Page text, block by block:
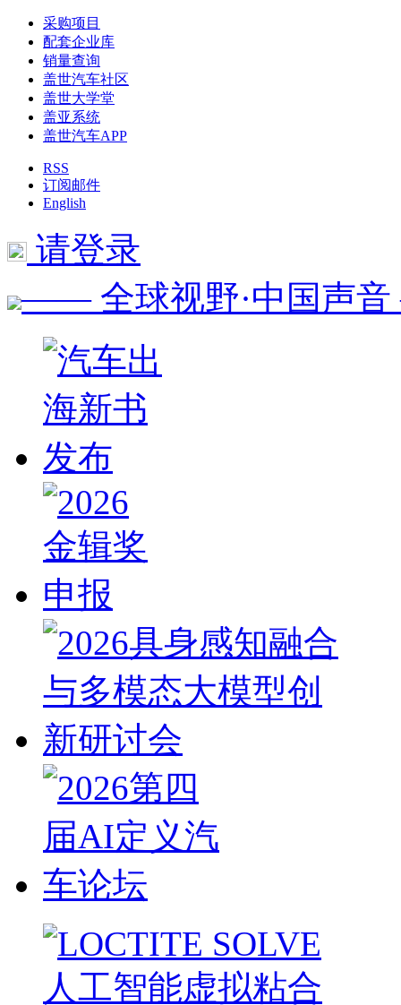
采购项目
配套企业库
销量查询
盖世汽车社区
盖世大学堂
盖亚系统
盖世汽车APP
RSS
订阅邮件
English
请登录
—— 全球视野·中国声